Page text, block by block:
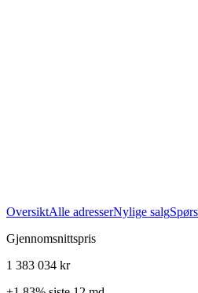
OversiktAlle adresserNylige salg
Gjennomsnittspris
1 383 034 kr